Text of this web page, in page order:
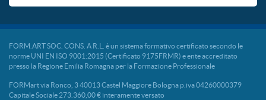
FORM.ART SOC. CONS. A R.L. è un sistema formativo certificato secondo le
norme UNI EN ISO 9001:2015 (Certificato 9175FRMR) e ente accreditato
presso la Regione Emilia Romagna per la Formazione Professionale
FORMart via Ronco, 3 40013 Castel Maggiore Bologna p.iva 04260000379
Capitale Sociale 273.360,00 € interamente versato